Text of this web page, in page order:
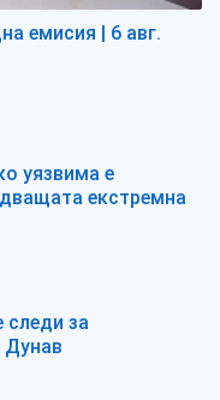
емисия | 6 авг.
уязвима е
екстремна
следи за
Дунав